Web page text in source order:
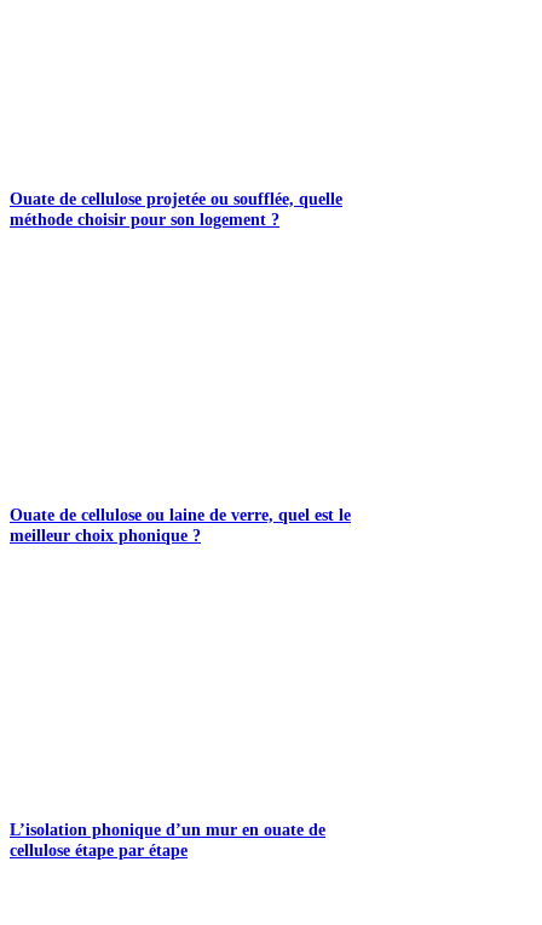
Ouate de cellulose projetée ou soufflée, quelle
méthode choisir pour son logement ?
Ouate de cellulose ou laine de verre, quel est le
meilleur choix phonique ?
L’isolation phonique d’un mur en ouate de
cellulose étape par étape